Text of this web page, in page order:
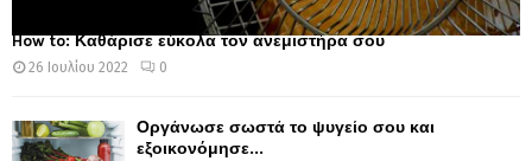
How to: Καθάρισε εύκολα τον ανεμιστήρα σου
26 Ιουλίου 2022 0
Οργάνωσε σωστά το ψυγείο σου και
εξοικονόμησε...